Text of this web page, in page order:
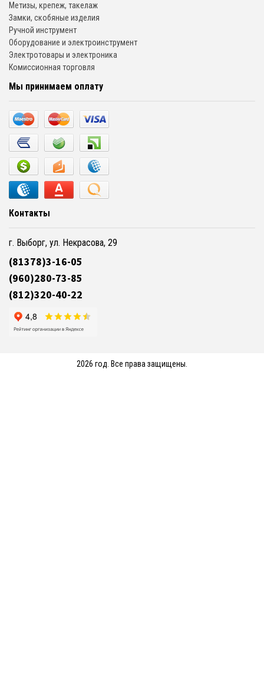
Метизы, крепеж, такелаж
Замки, скобяные изделия
Ручной инструмент
Оборудование и электроинструмент
Электротовары и электроника
Комиссионная торговля
Мы принимаем оплату
Контакты
г. Выборг, ул. Некрасова, 29
(81378)3-16-05
(960)280-73-85
(812)320-40-22
2026 год. Все права защищены.